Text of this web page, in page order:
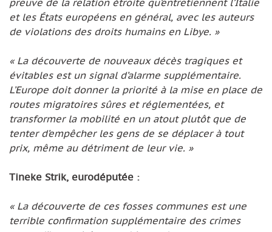
et les États européens en général, avec les auteurs
de violations des droits humains en Libye. »
« La découverte de nouveaux décès tragiques et
évitables est un signal d’alarme supplémentaire.
L’Europe doit donner la priorité à la mise en place de
routes migratoires sûres et réglementées, et
transformer la mobilité en un atout plutôt que de
tenter d’empêcher les gens de se déplacer à tout
prix, même au détriment de leur vie. »
Tineke Strik, eurodéputée :
« La découverte de ces fosses communes est une
terrible confirmation supplémentaire des crimes